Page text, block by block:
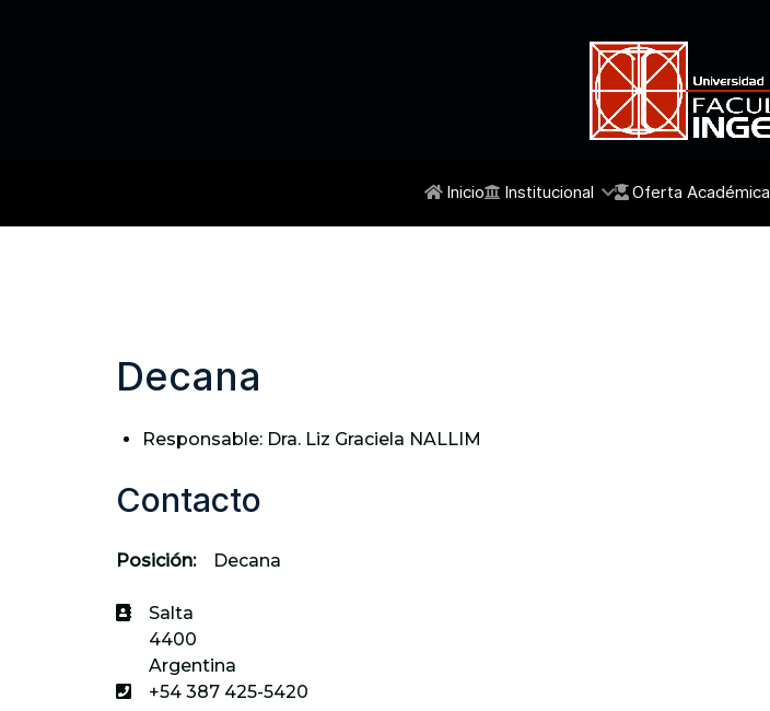
Inicio Institucional Oferta Académica
Decana
Responsable: Dra. Liz Graciela NALLIM
Contacto
Posición: Decana
Dirección:
Salta
4400
Argentina
Teléfono:
+54 387 425-5420